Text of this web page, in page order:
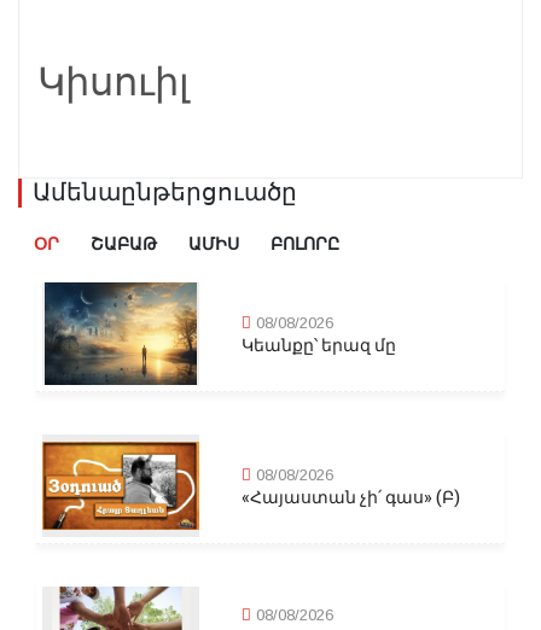
Կիսուիլ
Ամենաընթերցուածը
ՕՐ ՇԱԲԱԹ ԱՄԻՍ ԲՈԼՈՐԸ
08/08/2026
Կեանքը՝ երազ մը
08/08/2026
«Հայաստան չի՛ գաս» (Բ)
08/08/2026